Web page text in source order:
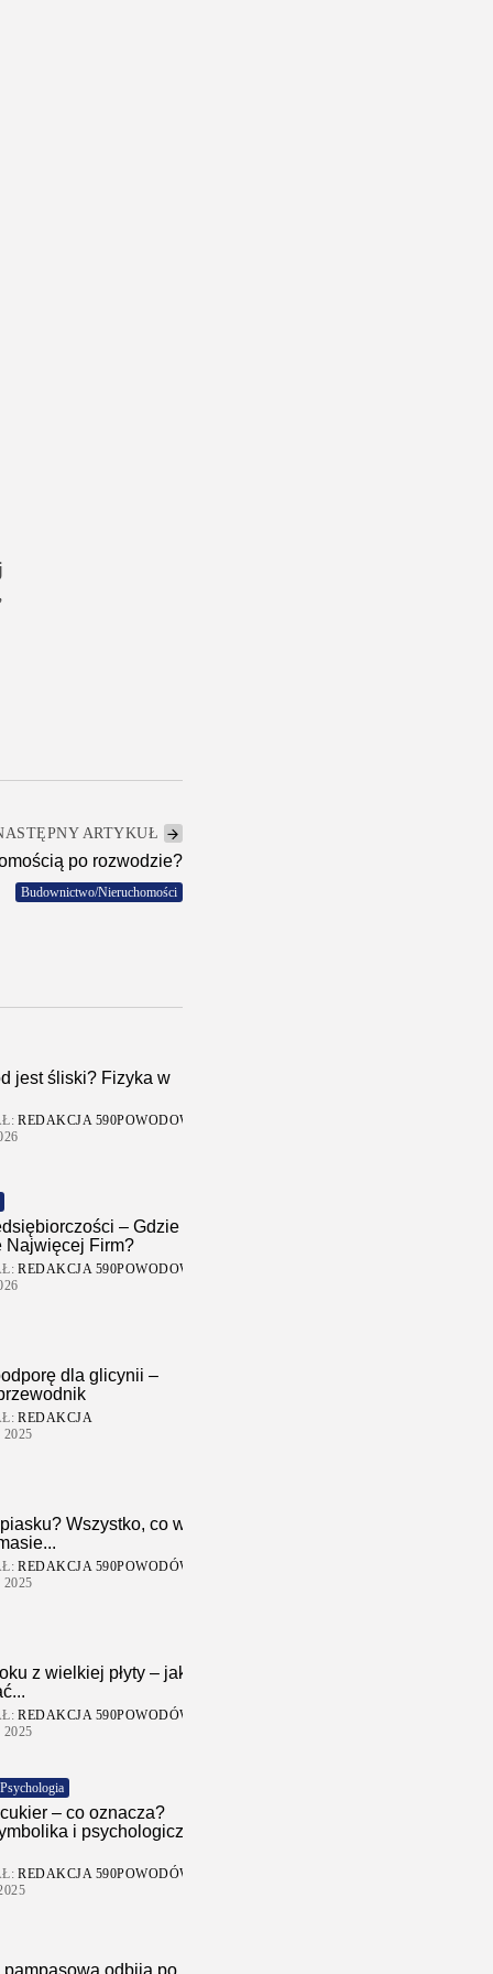
ARTYKUŁ
po rozwodzie?
Budownictwo/Nieruchomości
jest śliski? Fizyka w
REDAKCJA 590POWODOW
– Gdzie
Najwięcej Firm?
REDAKCJA 590POWODOW
dla glicynii –
REDAKCJA
Wszystko, co warto
REDAKCJA 590POWODÓW.PL
z wielkiej płyty – jak go
REDAKCJA 590POWODÓW.PL
Psychologia
– co oznacza?
i psychologiczne
REDAKCJA 590POWODÓW.PL
odbija po